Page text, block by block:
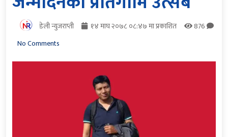
डेली न्युजराप्ती १४ माघ २०७८ ०८:४७ मा प्रकाशित
876
No Comments